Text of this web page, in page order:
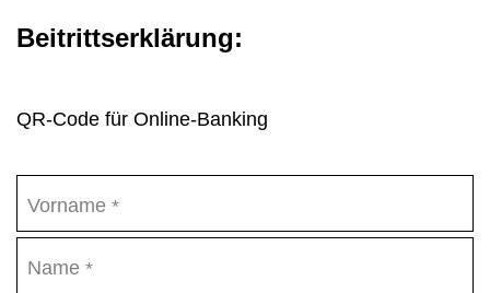
Beitrittserklärung:
QR-Code für Online-Banking
Vorname *
Name *